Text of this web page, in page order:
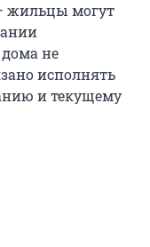
жильцы могут
дома не
исполнять
и текущему